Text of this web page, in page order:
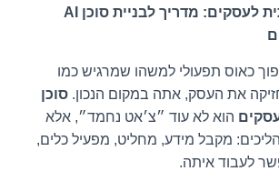
סוכן בינה מלאכותית לעסקים: מדריך לבניית סוכן AI
כאוס תפעולי למשהו שמרגיש כמו
את העסק, אתה במקום הנכון. סוכן
הוא לא עוד ״צ׳אט נחמד״, אלא
מקבל מידע, מחליט, מפעיל כלים,
לעבוד איתה.